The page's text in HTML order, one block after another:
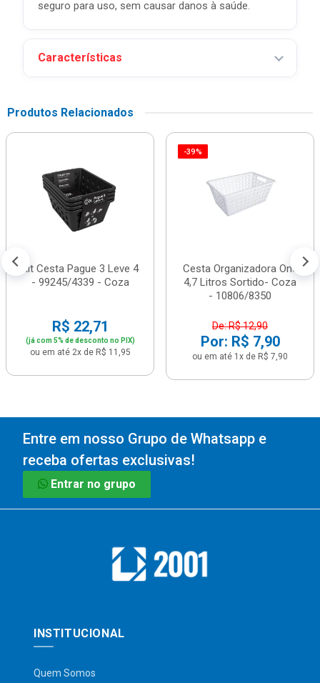
seguro para uso, sem causar danos à saúde.
Características
Produtos Relacionados
Kit Cesta Pague 3 Leve 4
- 99245/4339 - Coza
R$ 22,71
(já com 5% de desconto no PIX)
ou em até 2x de R$ 11,95
-39%
Cesta Organizadora One
4,7 Litros Sortido- Coza
- 10806/8350
De: R$ 12,90
Por: R$ 7,90
ou em até 1x de R$ 7,90
Entre em nosso Grupo de Whatsapp e
receba ofertas exclusivas!
Entrar no grupo
INSTITUCIONAL
Quem Somos